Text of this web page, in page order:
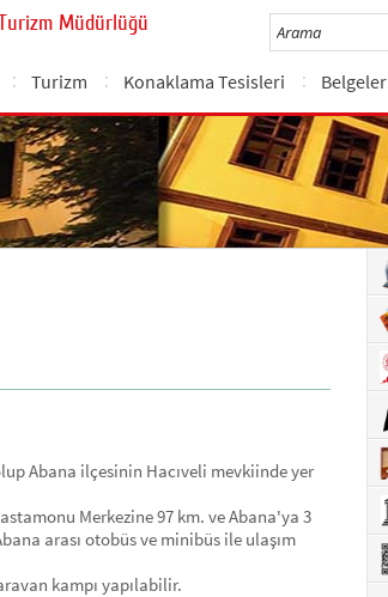
Müdürlüğü
Turizm Konaklama Tesisleri Belgeler
Abana ilçesinin Hacıveli mevkiinde yer
Merkezine 97 km. ve Abana'ya 3
arası otobüs ve minibüs ile ulaşım
kampı yapılabilir.